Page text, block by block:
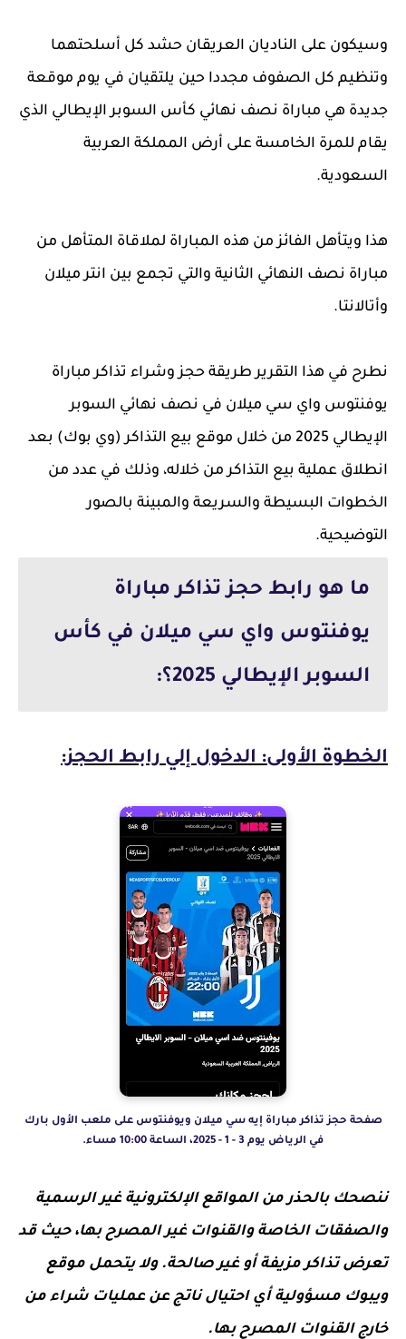
وسيكون على الناديان العريقان حشد كل أسلحتهما
وتنظيم كل الصفوف مجددا حين يلتقيان في يوم موقعة
جديدة هي مباراة نصف نهائي كأس السوبر الإيطالي الذي
يقام للمرة الخامسة على أرض المملكة العربية
السعودية.
هذا ويتأهل الفائز من هذه المباراة لملاقاة المتأهل من
مباراة نصف النهائي الثانية والتي تجمع بين انتر ميلان
وأتالانتا.
نطرح في هذا التقرير طريقة حجز وشراء تذاكر مباراة
يوفنتوس واي سي ميلان في نصف نهائي السوبر
الإيطالي 2025 من خلال موقع بيع التذاكر (وي بوك) بعد
انطلاق عملية بيع التذاكر من خلاله، وذلك في عدد من
الخطوات البسيطة والسريعة والمبينة بالصور
التوضيحية.
ما هو رابط حجز تذاكر مباراة
يوفنتوس واي سي ميلان في كأس
السوبر الإيطالي 2025؟:
الخطوة الأولى: الدخول إلي رابط الحجز:
صفحة حجز تذاكر مباراة إيه سي ميلان ويوفنتوس على ملعب الأول بارك
في الرياض يوم 3 - 1 - 2025، الساعة 10:00 مساء.
ننصحك بالحذر من المواقع الإلكترونية غير الرسمية
والصفقات الخاصة والقنوات غير المصرح بها، حيث قد
تعرض تذاكر مزيفة أو غير صالحة. ولا يتحمل موقع
ويبوك مسؤولية أي احتيال ناتج عن عمليات شراء من
خارج القنوات المصرح بها.